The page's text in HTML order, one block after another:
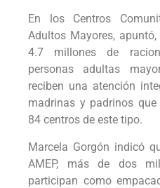
En los Centros
Adultos Mayores,
4.7 millones de
personas adultas
reciben una atención
madrinas y padrinos
84 centros de este tipo.
Marcela Gorgón indicó
AMEP, más de dos
participan como